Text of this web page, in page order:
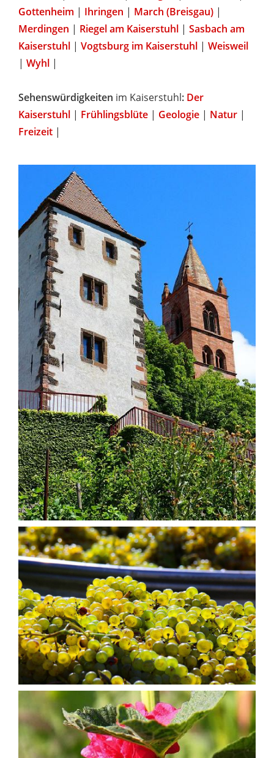
Gottenheim | Ihringen | March (Breisgau) |
Merdingen | Riegel am Kaiserstuhl | Sasbach am
Kaiserstuhl | Vogtsburg im Kaiserstuhl | Weisweil
| Wyhl |
Sehenswürdigkeiten im Kaiserstuhl: Der
Kaiserstuhl | Frühlingsblüte | Geologie | Natur |
Freizeit |